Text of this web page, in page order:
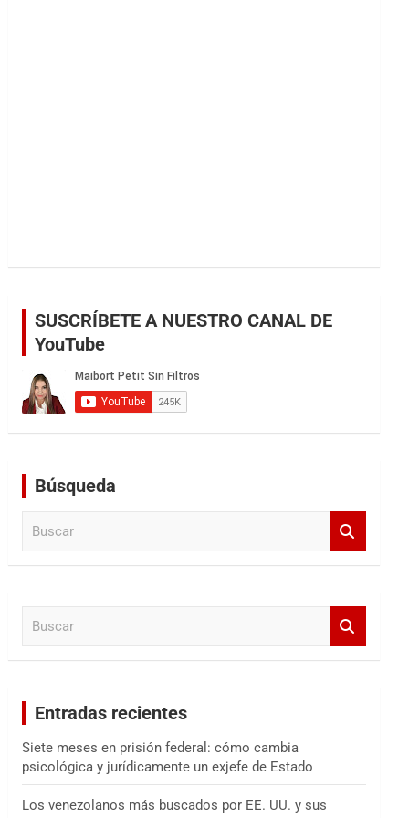
SUSCRÍBETE A NUESTRO CANAL DE
YouTube
Búsqueda
Entradas recientes
Siete meses en prisión federal: cómo cambia
psicológica y jurídicamente un exjefe de Estado
Los venezolanos más buscados por EE. UU. y sus